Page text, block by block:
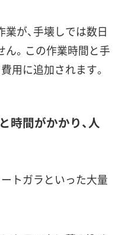
が、手壊しでは数日
。この作業時間と手
用に追加されます。
時間がかかり、人
トガラといった大量